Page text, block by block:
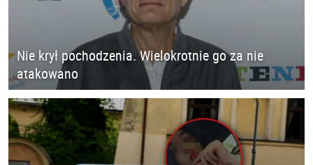
Nie krył pochodzenia. Wielokrotnie go za nie
atakowano